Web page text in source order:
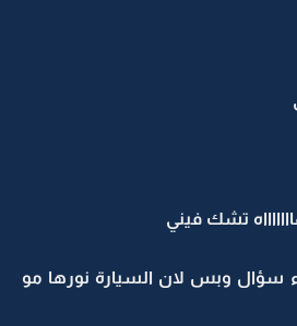
تشك فيني
سؤال وبس لان السيارة نورها مو